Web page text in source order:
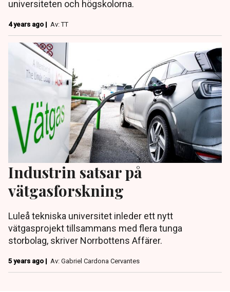
universiteten och högskolorna.
4 years ago | Av: TT
Industrin satsar på
vätgasforskning
Luleå tekniska universitet inleder ett nytt
vätgasprojekt tillsammans med flera tunga
storbolag, skriver Norrbottens Affärer.
5 years ago | Av: Gabriel Cardona Cervantes